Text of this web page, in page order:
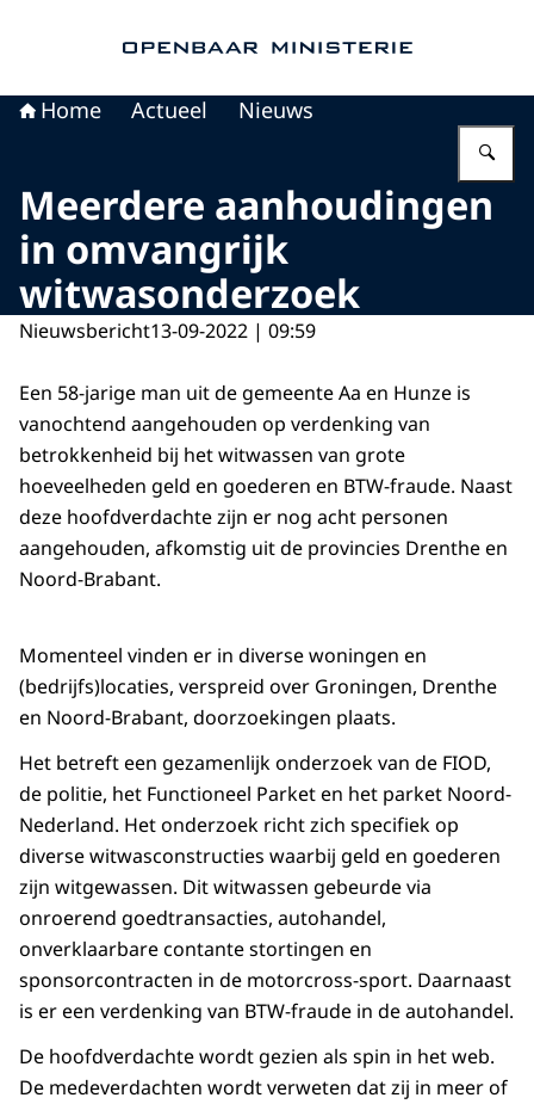
Home Actueel Nieuws
Meerdere aanhoudingen
in omvangrijk
witwasonderzoek
Nieuwsbericht13-09-2022 | 09:59
Een 58-jarige man uit de gemeente Aa en Hunze is
vanochtend aangehouden op verdenking van
betrokkenheid bij het witwassen van grote
hoeveelheden geld en goederen en BTW-fraude. Naast
deze hoofdverdachte zijn er nog acht personen
aangehouden, afkomstig uit de provincies Drenthe en
Noord-Brabant.
Momenteel vinden er in diverse woningen en
(bedrijfs)locaties, verspreid over Groningen, Drenthe
en Noord-Brabant, doorzoekingen plaats.
Het betreft een gezamenlijk onderzoek van de FIOD,
de politie, het Functioneel Parket en het parket Noord-
Nederland. Het onderzoek richt zich specifiek op
diverse witwasconstructies waarbij geld en goederen
zijn witgewassen. Dit witwassen gebeurde via
onroerend goedtransacties, autohandel,
onverklaarbare contante stortingen en
sponsorcontracten in de motorcross-sport. Daarnaast
is er een verdenking van BTW-fraude in de autohandel.
De hoofdverdachte wordt gezien als spin in het web.
De medeverdachten wordt verweten dat zij in meer of